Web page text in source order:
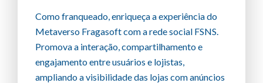
Como franqueado, enriqueça a experiência do
Metaverso Fragasoft com a rede social FSNS.
Promova a interação, compartilhamento e
engajamento entre usuários e lojistas,
ampliando a visibilidade das lojas com anúncios